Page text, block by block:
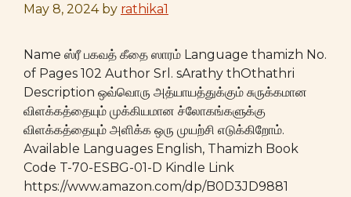
May 8, 2024 by rathika1
Name ஸ்ரீ பகவத் கீதை ஸாரம் Language thamizh No.
of Pages 102 Author Srl. sArathy thOthathri
Description ஒவ்வொரு அத்யாயத்துக்கும் சுருக்கமான
விளக்கத்தையும் முக்கியமான ச்லோகங்களுக்கு
விளக்கத்தையும் அளிக்க ஒரு முயற்சி எடுக்கிறோம்.
Available Languages English, Thamizh Book
Code T-70-ESBG-01-D Kindle Link
https://www.amazon.com/dp/B0D3JD9881